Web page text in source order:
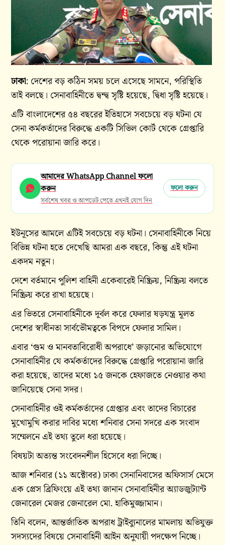
ঢাকা: দেশের বড় কঠিন সময় চলে এসেছে সামনে, পরিস্থিতি
তাই বলছে। সেনাবাহিনীতে দ্বন্দ্ব সৃষ্টি হয়েছে, দ্বিধা সৃষ্টি হয়েছে।
এটি বাংলাদেশের ৫৪ বছরের ইতিহাসে সবচেয়ে বড় ঘটনা যে
সেনা কর্মকর্তাদের বিরুদ্ধে একটি সিভিল কোর্ট থেকে গ্রেপ্তারি
থেকে পরোয়ানা জারি করে।
আমাদের WhatsApp Channel ফলো
করুন
সর্বশেষ খবর ও আপডেট পেতে এখনই যোগ দিন
ফলো করুন
ইউনূসের আমলে এটিই সবচেয়ে বড় ঘটনা। সেনাবাহিনীকে নিয়ে
বিভিন্ন ঘটনা হতে দেখেছি আমরা এক বছরে, কিন্তু এই ঘটনা
একদম নতুন।
দেশে বর্তমানে পুলিশ বাহিনী একেবারেই নিষ্ক্রিয়, নিষ্ক্রিয় বলতে
নিষ্ক্রিয় করে রাখা হয়েছে।
এর ভিতরে সেনাবাহিনীকে দূর্বল করে ফেলার ষড়যন্ত্র মূলত
দেশের স্বাধীনতা সার্বভৌমত্বকে বিপদে ফেলার সামিল।
এবার ‘গুম ও মানবতাবিরোধী অপরাধে’ জড়ানোর অভিযোগে
সেনাবাহিনীর যে কর্মকর্তাদের বিরুদ্ধে গ্রেপ্তারি পরোয়ানা জারি
করা হয়েছে, তাদের মধ্যে ১৫ জনকে হেফাজতে নেওয়ার কথা
জানিয়েছে সেনা সদর।
সেনাবাহিনীর ওই কর্মকর্তাদের গ্রেপ্তার এবং তাদের বিচারের
মুখোমুখি করার দাবির মধ্যে শনিবার সেনা সদরে এক সংবাদ
সম্মেলনে এই তথ্য তুলে ধরা হয়েছে।
বিষয়টা অত্যন্ত সংবেদনশীল হিসেবে ধরা দিচ্ছে।
আজ শনিবার (১১ অক্টোবর) ঢাকা সেনানিবাসের অফিসার্স মেসে
এক প্রেস ব্রিফিংয়ে এই তথ্য জানান সেনাবাহিনীর অ্যাডজুট্যান্ট
জেনারেল মেজর জেনারেল মো. হাকিমুজ্জামান।
তিনি বলেন, আন্তর্জাতিক অপরাধ ট্রাইব্যুনালের মামলায় অভিযুক্ত
সদস্যদের বিষয়ে সেনাবাহিনী আইন অনুযায়ী পদক্ষেপ নিচ্ছে।